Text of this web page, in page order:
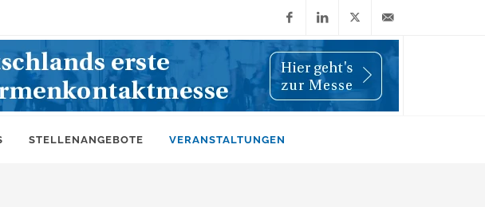
FacebookLinkedIn
X
(Twitter)
info@wiwi-
STELLENANGEBOTE VERANSTALTUNGEN